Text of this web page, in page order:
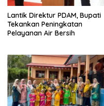
Lantik Direktur PDAM, Bupati
Tekankan Peningkatan
Pelayanan Air Bersih